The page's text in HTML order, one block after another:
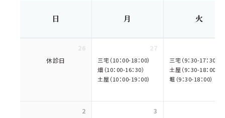
日 月 火
26
休診日
27
三宅（10：00-18：00）
畑（10：00-16：30）
土屋（10：00-19：00）
三宅（9：30-17：30）
土屋（9：30-18：00）
堀（9：30-18：00）
2
3